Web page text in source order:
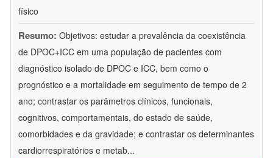
físico
Resumo: Objetivos: estudar a prevalência da coexistência
de DPOC+ICC em uma população de pacientes com
diagnóstico isolado de DPOC e ICC, bem como o
prognóstico e a mortalidade em seguimento de tempo de 2
ano; contrastar os parâmetros clínicos, funcionais,
cognitivos, comportamentais, do estado de saúde,
comorbidades e da gravidade; e contrastar os determinantes
cardiorrespiratórios e metab...